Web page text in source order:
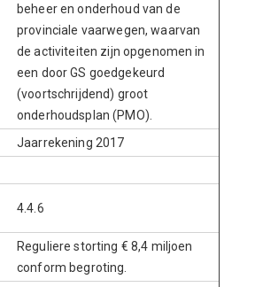
beheer en onderhoud van de
provinciale vaarwegen, waarvan
de activiteiten zijn opgenomen in
een door GS goedgekeurd
(voortschrijdend) groot
onderhoudsplan (PMO).
Jaarrekening 2017
4.4.6
Reguliere storting € 8,4 miljoen
conform begroting.